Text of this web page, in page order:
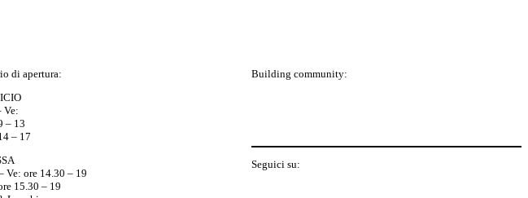
di apertura:
Ve:
– 13
– 17
Ve: ore 14.30 – 19
15.30 – 19
Building community:
P
Seguici su: